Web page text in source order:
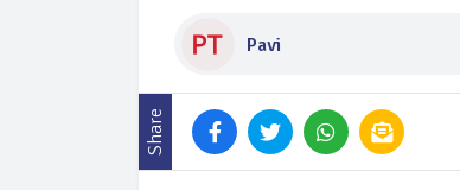
Pavi
Share